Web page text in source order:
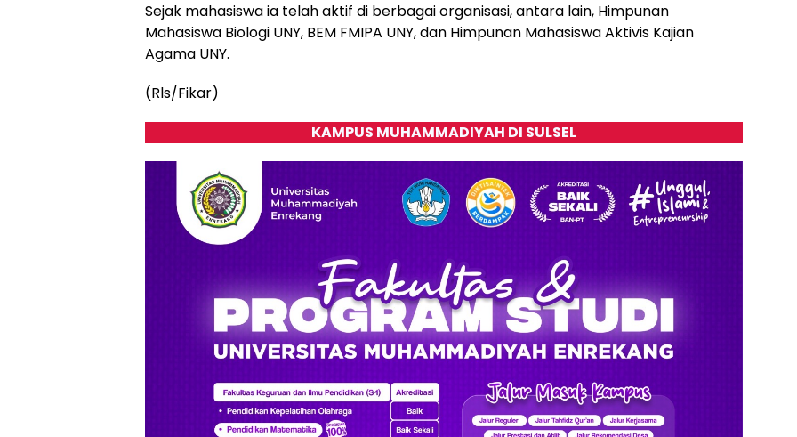
Sejak mahasiswa ia telah aktif di berbagai organisasi, antara lain, Himpunan
Mahasiswa Biologi UNY, BEM FMIPA UNY, dan Himpunan Mahasiswa Aktivis Kajian
Agama UNY.
(Rls/Fikar)
KAMPUS MUHAMMADIYAH DI SULSEL